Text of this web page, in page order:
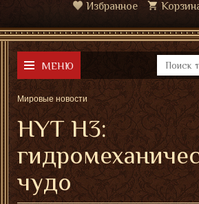
Избранное
МЕНЮ
Мировые новости
HYT H3:
чудо